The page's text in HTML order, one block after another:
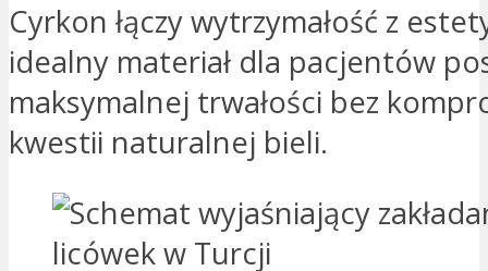
Cyrkon łączy wytrzymałość z
idealny materiał dla pacjentów
maksymalnej trwałości bez
kwestii naturalnej bieli.